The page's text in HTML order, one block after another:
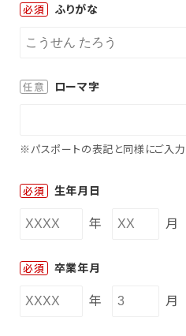
必須 ふりがな
任意 ローマ字
※パスポートの表記と同様にご入力
必須 生年月日
年 月
必須 卒業年月
年 月